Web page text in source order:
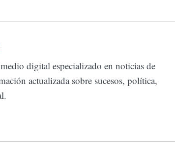
digital especializado en noticias de
actualizada sobre sucesos, política,